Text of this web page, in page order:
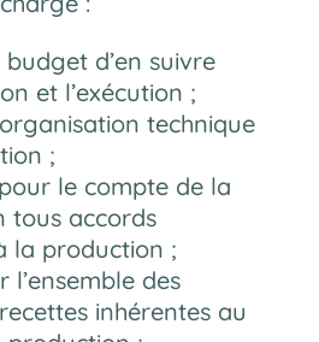
d’en suivre
et l’exécution ;
technique
;
le compte de la
tous accords
la production ;
l’ensemble des
inhérentes au